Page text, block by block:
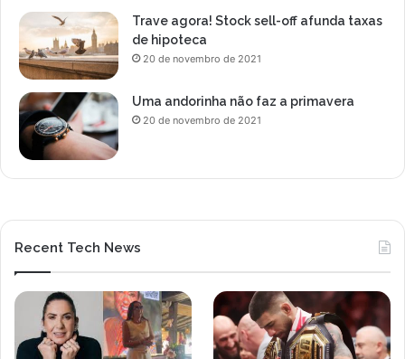
Trave agora! Stock sell-off afunda taxas
de hipoteca
20 de novembro de 2021
Uma andorinha não faz a primavera
20 de novembro de 2021
Recent Tech News